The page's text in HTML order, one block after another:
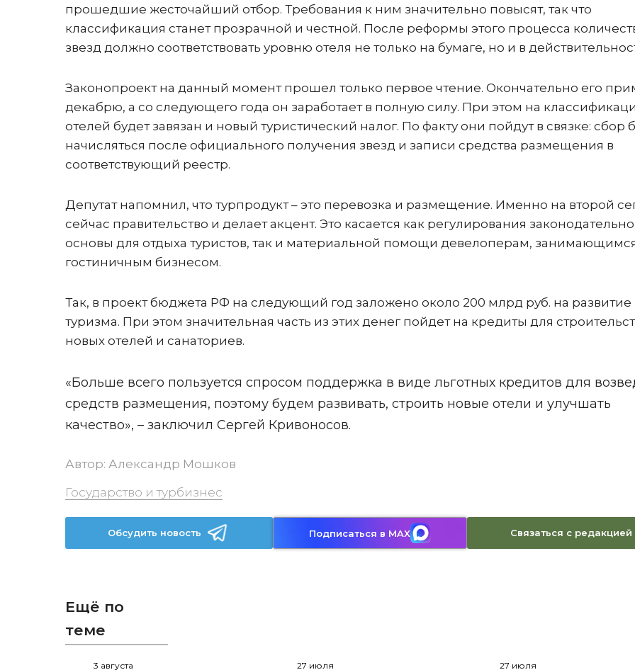
прошедшие жесточайший отбор. Требования к ним значительно повысят, так что
классификация станет прозрачной и честной. После реформы этого процесса
звезд должно соответствовать уровню отеля не только на бумаге, но и в
Законопроект на данный момент прошел только первое чтение. Окончательно его
декабрю, а со следующего года он заработает в полную силу. При этом на
отелей будет завязан и новый туристический налог. По факту они пойдут в связке: сбор
начисляться после официального получения звезд и записи средства размещения в
соответствующий реестр.
Депутат напомнил, что турпродукт – это перевозка и размещение. Именно на второй
сейчас правительство и делает акцент. Это касается как регулирования
основы для отдыха туристов, так и материальной помощи девелоперам,
гостиничным бизнесом.
Так, в проект бюджета РФ на следующий год заложено около 200 млрд руб. на развитие
туризма. При этом значительная часть из этих денег пойдет на кредиты для
новых отелей и санаториев.
«Больше всего пользуется спросом поддержка в виде льготных кредитов для
средств размещения, поэтому будем развивать, строить новые отели и улучшать
качество», – заключил Сергей Кривоносов.
Автор: Александр Мошков
Государство и турбизнес
Обсудить новость Подписаться в MAX Связаться с редакцией
Ещё по
теме
3 августа 27 июля 27 июля